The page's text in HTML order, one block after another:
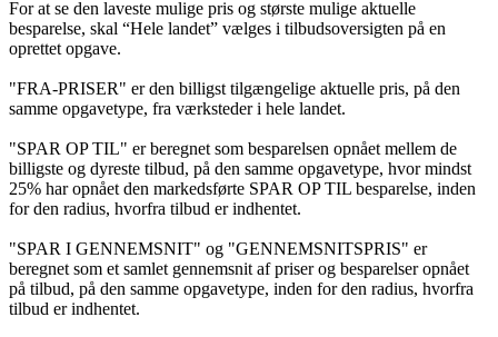
For at se den laveste mulige pris og største mulige aktuelle
besparelse, skal “Hele landet” vælges i tilbudsoversigten på en
oprettet opgave.
"FRA-PRISER" er den billigst tilgængelige aktuelle pris, på den
samme opgavetype, fra værksteder i hele landet.
"SPAR OP TIL" er beregnet som besparelsen opnået mellem de
billigste og dyreste tilbud, på den samme opgavetype, hvor mindst
25% har opnået den markedsførte SPAR OP TIL besparelse, inden
for den radius, hvorfra tilbud er indhentet.
"SPAR I GENNEMSNIT" og "GENNEMSNITSPRIS" er
beregnet som et samlet gennemsnit af priser og besparelser opnået
på tilbud, på den samme opgavetype, inden for den radius, hvorfra
tilbud er indhentet.